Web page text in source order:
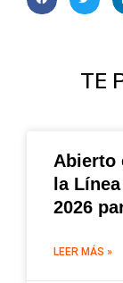
TE
Abierto
la
2026
LEER MÁS »